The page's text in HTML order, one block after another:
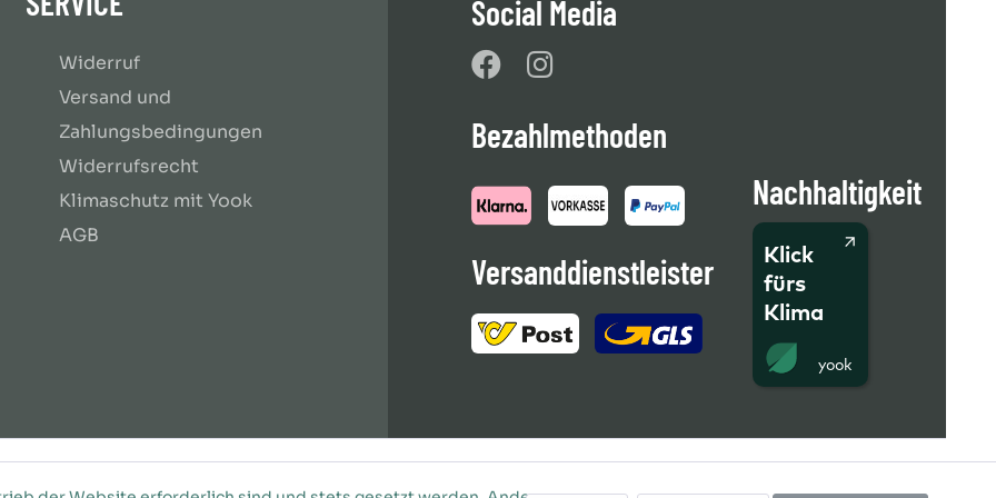
Widerruf
Versand und
Zahlungsbedingungen
Widerrufsrecht
Klimaschutz mit Yook
AGB
Social Media
Bezahlmethoden
Versanddienstleister
Nachhaltigkeit
Klick
fürs
Klima